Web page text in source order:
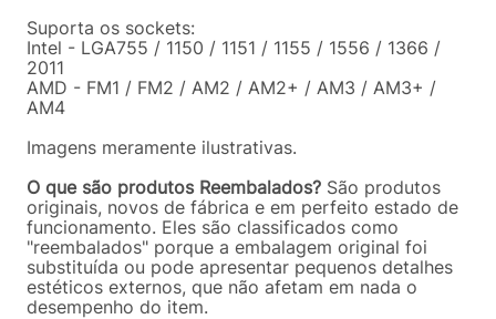
Suporta os sockets:
Intel - LGA755 / 1150 / 1151 / 1155 / 1556 / 1366 /
2011
AMD - FM1 / FM2 / AM2 / AM2+ / AM3 / AM3+ /
AM4
Imagens meramente ilustrativas.
O que são produtos Reembalados? São produtos
originais, novos de fábrica e em perfeito estado de
funcionamento. Eles são classificados como
"reembalados" porque a embalagem original foi
substituída ou pode apresentar pequenos detalhes
estéticos externos, que não afetam em nada o
desempenho do item.